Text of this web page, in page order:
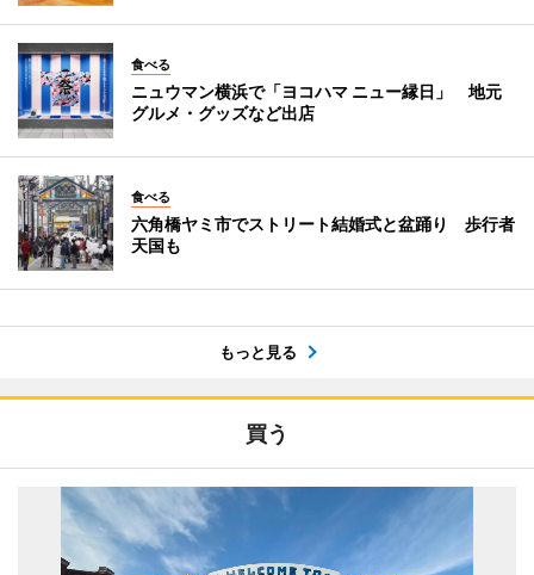
食べる
ニュウマン横浜で「ヨコハマ ニュー縁日」 地元
グルメ・グッズなど出店
食べる
六角橋ヤミ市でストリート結婚式と盆踊り 歩行者
天国も
もっと見る
買う